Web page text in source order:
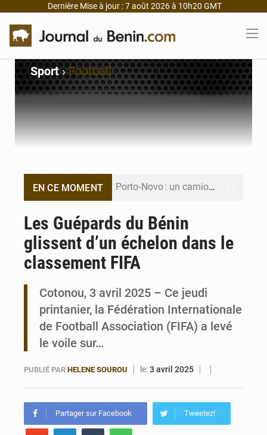
Dernière Mise à jour : 7 août 2026 à 10h20 GMT
Sport›Football
EN CE MOMENT Porto‑Novo : un camion de produits pétroliers embrase Avakpa
Bénin : Djogbénou inspecte le chantier du siège de l’Assemblée
Bénin : Le CEG La Verdure de Ouèdo fait sa mue pour la rentrée
Les Guépards du Bénin
glissent d’un échelon dans le
classement FIFA
Cotonou, 3 avril 2025 – Ce jeudi
printanier, la Fédération Internationale
de Football Association (FIFA) a levé
le voile sur…
PUBLIÉ PAR HELENE SOUROU le:3 avril 2025
Partager sur Facebook Tweetez!